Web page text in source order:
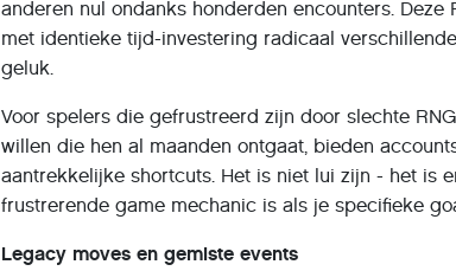
anderen nul ondanks honderden encounters.
met identieke tijd-investering radicaal
geluk.
Voor spelers die gefrustreerd zijn door slechte
willen die hen al maanden ontgaat, bieden
aantrekkelijke shortcuts. Het is niet lui zijn - het is
frustrerende game mechanic is als je specifieke
Legacy moves en gemiste events